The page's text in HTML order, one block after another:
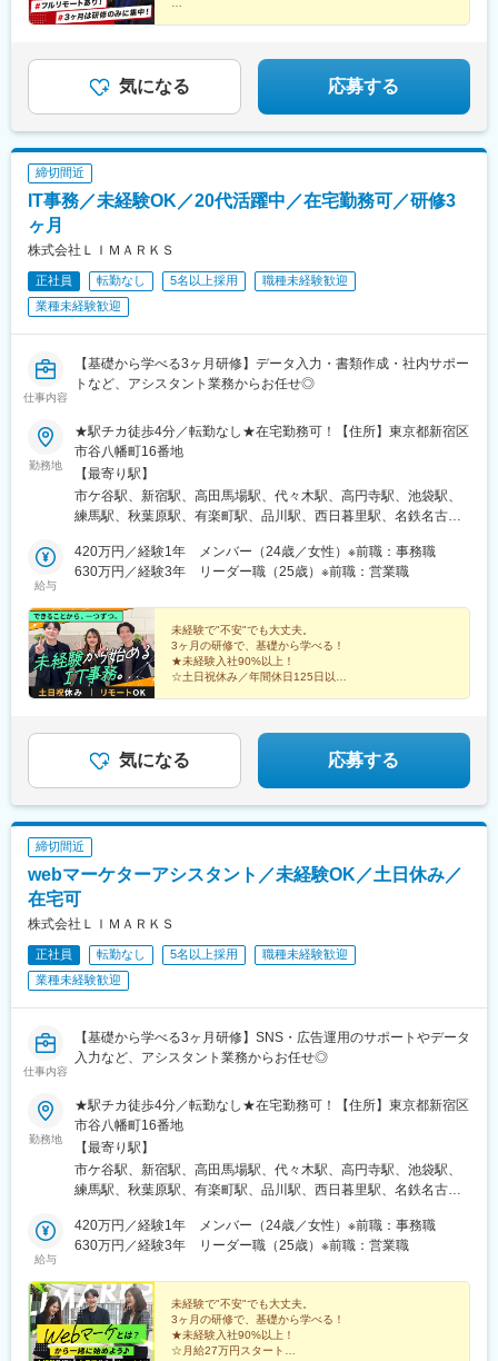
前駅、西早稲田駅、北品川駅、汐留駅、とうきょうスカイツリー
駅、浜松町駅、銀座駅、井の頭公園駅、西日暮里駅、大崎広小路
駅、代官山駅、日暮里駅、下神明駅、高輪ゲートウェイ駅、立川
駅、京成上野駅、御成門駅、銀座一丁目駅、西日暮里駅(舎人ライ
ナー)、高輪台駅、芝公園駅、白金高輪駅、水道橋駅、立川南駅、
新桜台駅、九品仏駅、菊川駅(東京都)、本郷三丁目駅、茅場町駅、
★年間休日125日
★500名以上の育成実績
気になる 応募する
締切間近
IT事務／未経験OK／20代活躍中／在宅勤務可／研修3
ヶ月
株式会社ＬＩＭＡＲＫＳ
正社員 転勤なし 5名以上採用
職種未経験歓迎
業種未経験歓迎
仕事内容
【基礎から学べる3ヶ月研修】データ入力・書類作成・社内サポー
トなど、アシスタント業務からお任せ◎
勤務地
★駅チカ徒歩4分／転勤なし★在宅勤務可！【住所】東京都新宿区
市谷八幡町16番地
【最寄り駅】
市ケ谷駅、新宿駅、高田馬場駅、代々木駅、高円寺駅、池袋駅、
練馬駅、秋葉原駅、有楽町駅、品川駅、西日暮里駅、名鉄名古屋
駅、大井町駅、蒲田駅、鶴見駅、赤坂駅(東京都)、目黒駅、原宿
駅、浅草駅、神保町駅、両国駅、明大前駅、千歳烏山駅、調布
駅、池尻大橋駅、用賀駅、溝の口駅、平和島駅、豊洲駅、天王洲
アイル駅、駒込駅、大塚駅前駅、大崎駅、新橋駅、荻窪駅、武蔵
小金井駅、国立駅、東中野駅、新小岩駅、津田沼駅、神楽坂駅、
門前仲町駅、赤坂見附駅、西新宿駅、新宿御苑前駅、築地駅、日
比谷駅、和光市駅、金山駅(愛知県)、千種駅、鶴舞駅、神宮前駅、
駅、東池袋駅、桜台駅(東京都)、末広町駅(東京都)、高輪ゲートウ
ェイ駅、西日暮里駅(舎人ライナー)、近鉄名古屋駅、栄町駅(愛知
芦花公園駅、布田駅、府中競馬正門前駅、八王子駅、富士見ケ丘
駅、西太子堂駅、武蔵溝ノ口駅、大森町駅、大塚駅(東京都)、汐留
駅、落合駅(東京都)、四ツ谷駅、新津田沼駅、牛込神楽坂駅、越中
島駅、永田町駅、都庁前駅、新宿三丁目駅、新富町駅(東京都)、平
安通駅、車道駅、熱田駅、東大手駅、新宿西口駅、北参道駅、都
里駅(舎人ライナー)、久屋大通駅、東京ディズニーランド・ステー
ション駅、蓮沼駅、田原町駅(東京都)、水道橋駅、浅草橋駅、府中
給与
420万円／経験1年 メンバー（24歳／女性）※前職：事務職
630万円／経験3年 リーダー職（25歳）※前職：営業職
未経験で"不安"でも大丈夫。
3ヶ月の研修で、基礎から学べる！
★未経験入社90%以上！
☆土日祝休み／年間休日125日以上
☆平均年齢27歳／社員旅行もあり
気になる 応募する
締切間近
webマーケターアシスタント／未経験OK／土日休み／
在宅可
株式会社ＬＩＭＡＲＫＳ
正社員 転勤なし 5名以上採用
職種未経験歓迎
業種未経験歓迎
仕事内容
【基礎から学べる3ヶ月研修】SNS・広告運用のサポートやデータ
入力など、アシスタント業務からお任せ◎
勤務地
★駅チカ徒歩4分／転勤なし★在宅勤務可！【住所】東京都新宿区
市谷八幡町16番地
【最寄り駅】
市ケ谷駅、新宿駅、高田馬場駅、代々木駅、高円寺駅、池袋駅、
練馬駅、秋葉原駅、有楽町駅、品川駅、西日暮里駅、名鉄名古屋
駅、大井町駅、蒲田駅、鶴見駅、赤坂駅(東京都)、目黒駅、原宿
駅、浅草駅、神保町駅、両国駅、明大前駅、千歳烏山駅、調布
駅、池尻大橋駅、用賀駅、溝の口駅、平和島駅、豊洲駅、天王洲
アイル駅、駒込駅、大塚駅前駅、大崎駅、新橋駅、荻窪駅、武蔵
小金井駅、国立駅、東中野駅、新小岩駅、津田沼駅、神楽坂駅、
門前仲町駅、赤坂見附駅、西新宿駅、新宿御苑前駅、築地駅、日
給与
420万円／経験1年 メンバー（24歳／女性）※前職：事務職
630万円／経験3年 リーダー職（25歳）※前職：営業職
未経験で"不安"でも大丈夫。
3ヶ月の研修で、基礎から学べる！
★未経験入社90%以上！
☆月給27万円スタート